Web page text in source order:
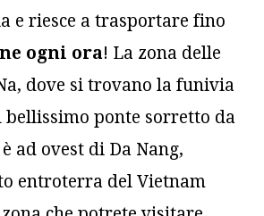
e riesce a trasportare fino
ogni ora! La zona delle
dove si trovano la funivia
bellissimo ponte sorretto da
ad ovest di Da Nang,
entroterra del Vietnam